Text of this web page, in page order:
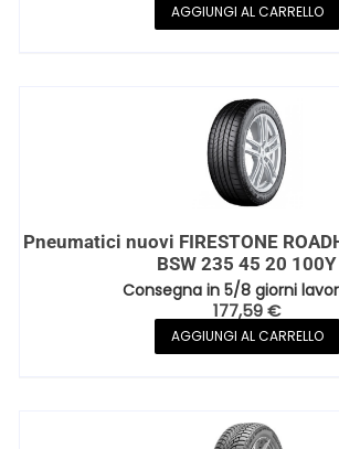
AGGIUNGI AL CARRELLO
Pneumatici nuovi FIRESTONE
BSW 235 45 20 100Y
Consegna in 5/8 giorni
177,59€
AGGIUNGI AL CARRELLO